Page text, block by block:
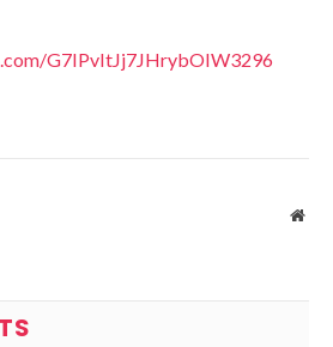
G7IPvItJj7JHrybOIW3296